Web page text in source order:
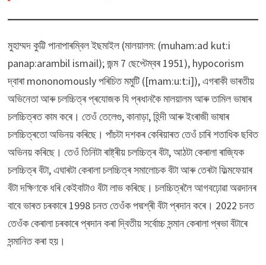
মুহাম্মদ কুট্টি পানাপাৰম্বিল ইছমাইল (মালয়ালম: (muham:ad kut:i
panap:arambil ismail); জন্ম 7 ছেপ্টেম্বৰ 1951), hypocorism
দ্বাৰা mononomously পৰিচিত মমুটি ([mam:u:t:i]), এগৰাকী ভাৰতীয়
অভিনেতা আৰু চলচ্চিত্ৰ প্ৰযোজক যি প্ৰধানকৈ মালয়ালম আৰু তামিল ভাষাৰ
চলচ্চিত্ৰত কাম কৰে। তেওঁ তেলেগু, কানাড়া, হিন্দী আৰু ইংৰাজী ভাষাৰ
চলচ্চিত্ৰতো অভিনয় কৰিছে। পাঁচটা দশকৰ কেৰিয়াৰত তেওঁ চাৰি শতাধিক ছবিত
অভিনয় কৰিছে। তেওঁ তিনিটা ৰাষ্ট্ৰীয় চলচ্চিত্ৰ বঁটা, আঠটা কেৰালা ৰাজ্যিক
চলচ্চিত্ৰ বঁটা, এঘাৰটা কেৰালা চলচ্চিত্ৰ সমালোচক বঁটা আৰু তেৰটা ফিল্মফেয়াৰ
বঁটা দক্ষিণকে ধৰি কেইবাটাও বঁটা লাভ কৰিছে। চলচ্চিত্ৰলৈ আগবঢ়োৱা অৱদানৰ
বাবে ভাৰত চৰকাৰে 1998 চনত তেওঁক পদ্মশ্ৰী বঁটা প্ৰদান কৰে। 2022 চনত
তেওঁক কেৰালা চৰকাৰে প্ৰদান কৰা দ্বিতীয় সৰ্বোচ্চ সন্মান কেৰালা প্ৰভা বঁটাৰে
সন্মানিত কৰা হয়।